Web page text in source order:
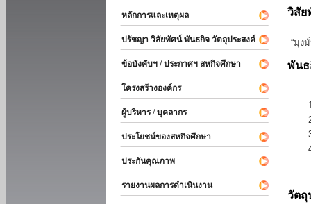
หลักการและเหตุผล
ปรัชญา วิสัยทัศน์ พันธกิจ วัตถุประสงค์
ข้อบังคับฯ / ประกาศฯ สหกิจศึกษา
โครงสร้างองค์กร
ผู้บริหาร / บุคลากร
ประโยชน์ของสหกิจศึกษา
ประกันคุณภาพ
รายงานผลการดำเนินงาน
วิสัย
“มุ่ง
พัน
วัตถุ